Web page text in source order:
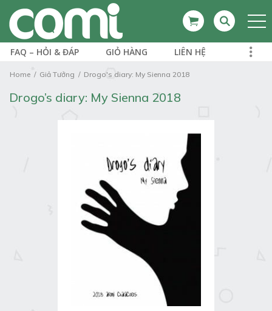
FAQ – HỎI & ĐÁP GIỎ HÀNG LIÊN HỆ
Home Giả Tưởng Drogo's diary: My Sienna 2018
Drogo’s diary: My Sienna 2018